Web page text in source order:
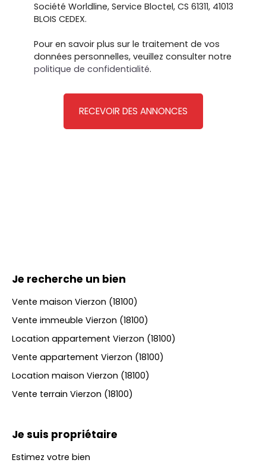
Société Worldline, Service Bloctel, CS 61311, 41013
BLOIS CEDEX.
Pour en savoir plus sur le traitement de vos
données personnelles, veuillez consulter notre
politique de confidentialité.
RECEVOIR DES ANNONCES
Je recherche un bien
Vente maison Vierzon (18100)
Vente immeuble Vierzon (18100)
Location appartement Vierzon (18100)
Vente appartement Vierzon (18100)
Location maison Vierzon (18100)
Vente terrain Vierzon (18100)
Je suis propriétaire
Estimez votre bien